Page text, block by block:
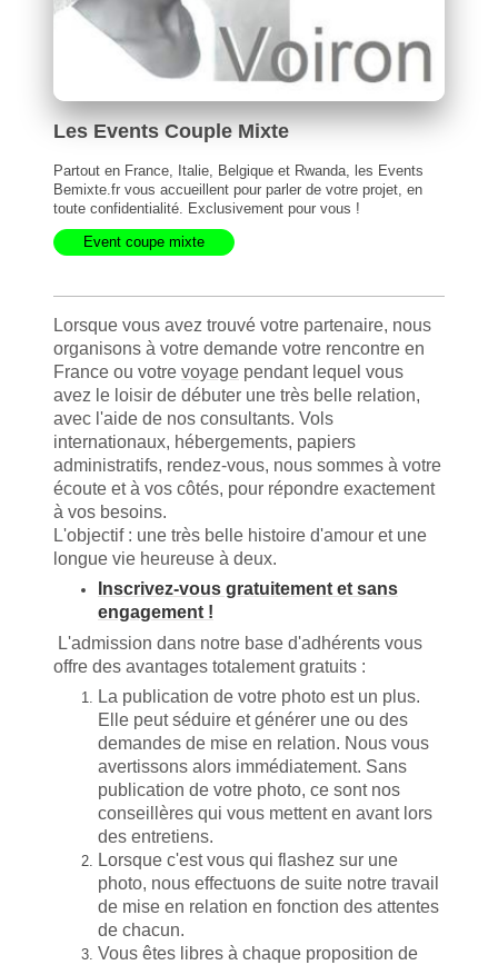
Les Events Couple Mixte
Partout en France, Italie, Belgique et Rwanda, les Events
Bemixte.fr vous accueillent pour parler de votre projet, en
toute confidentialité. Exclusivement pour vous !
Event coupe mixte
Lorsque vous avez trouvé votre partenaire, nous
organisons à votre demande votre rencontre en
France ou votre voyage pendant lequel vous
avez le loisir de débuter une très belle relation,
avec l'aide de nos consultants. Vols
internationaux, hébergements, papiers
administratifs, rendez-vous, nous sommes à votre
écoute et à vos côtés, pour répondre exactement
à vos besoins.
L'objectif : une très belle histoire d'amour et une
longue vie heureuse à deux.
Inscrivez-vous gratuitement et sans
engagement !
L'admission dans notre base d'adhérents vous
offre des avantages totalement gratuits :
La publication de votre photo est un plus.
Elle peut séduire et générer une ou des
demandes de mise en relation. Nous vous
avertissons alors immédiatement. Sans
publication de votre photo, ce sont nos
conseillères qui vous mettent en avant lors
des entretiens.
Lorsque c'est vous qui flashez sur une
photo, nous effectuons de suite notre travail
de mise en relation en fonction des attentes
de chacun.
Vous êtes libres à chaque proposition de